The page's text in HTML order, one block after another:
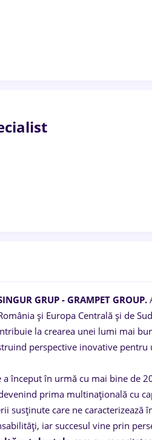
GRUP - GRAMPET GROUP.
şi Europa Centrală şi de
la crearea unei lumi mai
perspective inovative
a început în urmă cu mai bine de
prima multinațională cu
susţinute care ne caracterizează
iar succesul vine prin